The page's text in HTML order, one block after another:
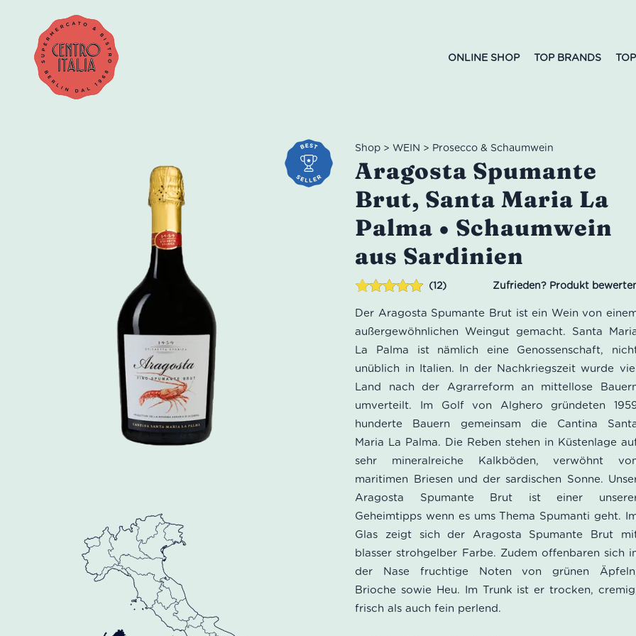
ONLINE SHOP TOP BRANDS
Shop >WEIN > Prosecco & Schaumwein
Aragosta Spumante
Brut, Santa Maria La
Palma • Schaumwein
aus Sardinien
4.83 von 5,
basierend
auf
Kundenbewertungen
12
Der Aragosta Spumante Brut ist ein Wein von
außergewöhnlichen Weingut gemacht. Santa
La Palma ist nämlich eine Genossenschaft,
unüblich in Italien. In der Nachkriegszeit wurde
Land nach der Agrarreform an mittellose
umverteilt. Im Golf von Alghero gründeten
hunderte Bauern gemeinsam die Cantina
Maria La Palma. Die Reben stehen in Küstenlage
sehr mineralreiche Kalkböden, verwöhnt
maritimen Briesen und der sardischen Sonne.
Aragosta Spumante Brut ist einer
Geheimtipps wenn es ums Thema Spumanti geht.
Glas zeigt sich der Aragosta Spumante Brut
blasser strohgelber Farbe. Zudem offenbaren sich
der Nase fruchtige Noten von grünen
Brioche sowie Heu. Im Trunk ist er trocken,
frisch als auch fein perlend.